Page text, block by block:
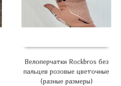
Велоперчатки Rockbros без
пальцев розовые цветочные
(разные размеры)